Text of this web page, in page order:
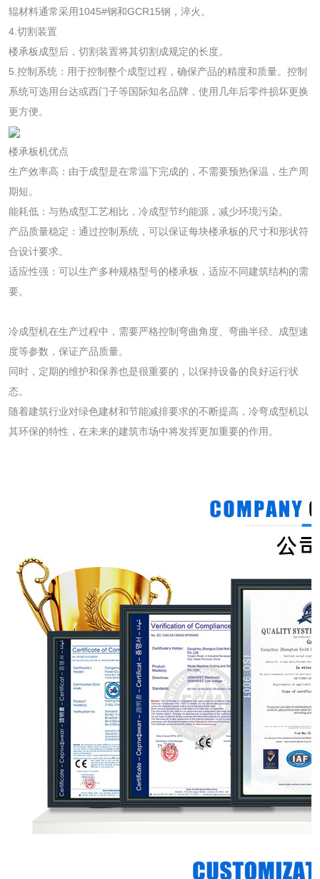
辊材料通常采用1045#钢和GCR15钢，淬火。
4.切割装置
楼承板成型后，切割装置将其切割成规定的长度。
5.控制系统：用于控制整个成型过程，确保产品的精度和质量。控制
系统可选用台达或西门子等国际知名品牌，使用几年后零件损坏更换
更方便。
楼承板机优点
生产效率高：由于成型是在常温下完成的，不需要预热保温，生产周
期短。
能耗低：与热成型工艺相比，冷成型节约能源，减少环境污染。
产品质量稳定：通过控制系统，可以保证每块楼承板的尺寸和形状符
合设计要求。
适应性强：可以生产多种规格型号的楼承板，适应不同建筑结构的需
要。
冷成型机在生产过程中，需要严格控制弯曲角度、弯曲半径、成型速
度等参数，保证产品质量。
同时，定期的维护和保养也是很重要的，以保持设备的良好运行状
态。
随着建筑行业对绿色建材和节能减排要求的不断提高，冷弯成型机以
其环保的特性，在未来的建筑市场中将发挥更加重要的作用。